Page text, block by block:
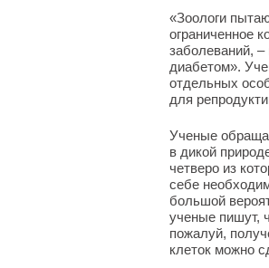
«Зоологи
ограниченное
заболеваний,
диабетом».
отдельных
для
Ученые
в дикой
четверо из
себе
большой
ученые пишут,
пожалуй,
клеток можно